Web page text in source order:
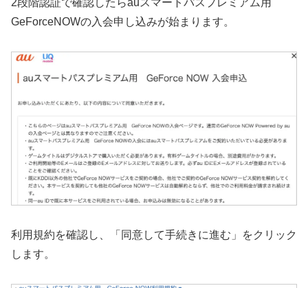
GeForceNOWの入会申し込みが始まります。
利用規約を確認し、「同意して手続きに進む」をクリック
します。